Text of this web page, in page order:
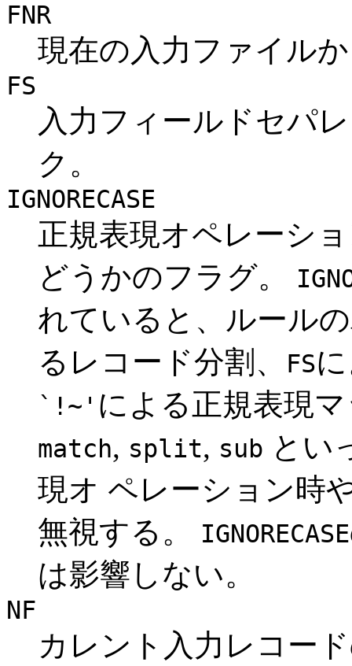
FNR
現在の入力ファイル
FS
入力フィールドセパ
ク。
IGNORECASE
正規表現オペレーシ
どうかのフラグ。
れていると、ルール
るレコード分割、
FS
`!~' による正規表現
match, split, sub とい
現オ ペレーション時
無視する。
IGNORECASE
は影響しない。
NF
カレント入力レコー